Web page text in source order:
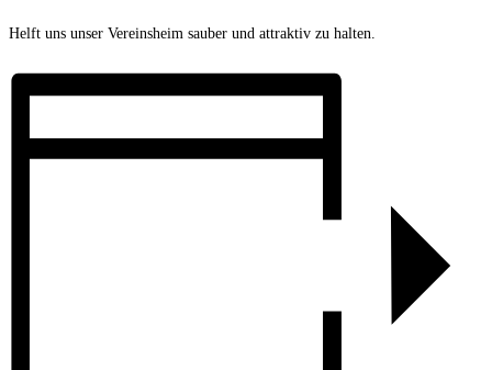
Helft uns unser Vereinsheim sauber und attraktiv zu halten.